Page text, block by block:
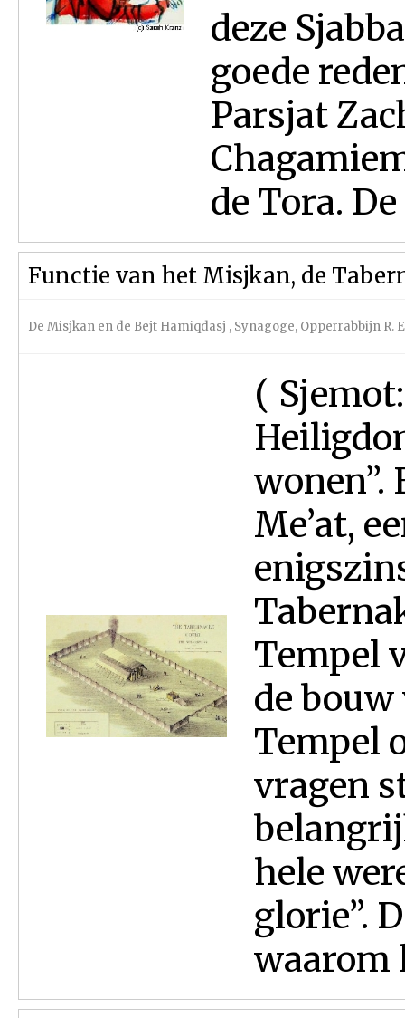
deze
goede
Parsjat
de Tora.
Functie van het Misjkan, de
De Misjkan en de Bejt Hamiqdasj , Synagoge, Opperrabbijn R.
(
wonen”.
Me’at,
Tempel
de bouw
Tempel
vragen
hele
glorie”.
waarom